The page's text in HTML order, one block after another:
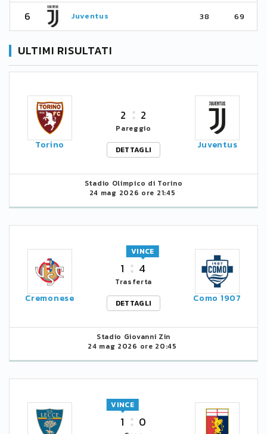
6 Juventus 38 69
ULTIMI RISULTATI
Torino
2 2
Pareggio
DETTAGLI
Juventus
Stadio Olimpico di Torino
24 mag 2026 ore 21:45
Cremonese
1 4
VINCE
Trasferta
DETTAGLI
Como 1907
Stadio Giovanni Zin
24 mag 2026 ore 20:45
1
VINCE
0